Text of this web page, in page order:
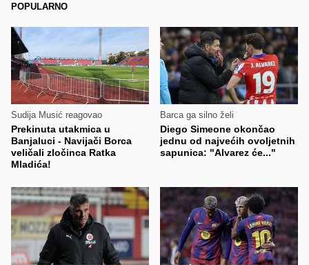
POPULARNO
Sudija Musić reagovao
Prekinuta utakmica u
Banjaluci - Navijači Borca
veličali zločinca Ratka
Mladića!
Barca ga silno želi
Diego Simeone okončao
jednu od najvećih ovoljetnih
sapunica: "Alvarez će..."